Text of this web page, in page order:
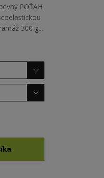
POŤAH
300 g...